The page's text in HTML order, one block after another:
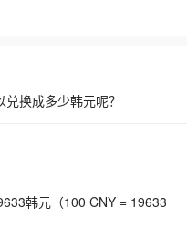
换成多少韩元呢？
韩元（100 CNY = 19633